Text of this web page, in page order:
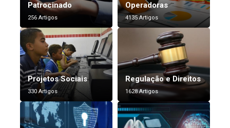
Patrocinado
256 Artigos
Operadoras
4135 Artigos
Projetos Sociais
330 Artigos
Regulação e Direitos
1628 Artigos